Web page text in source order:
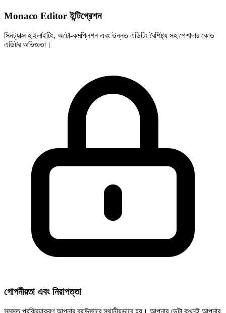
Monaco Editor ইন্টিগ্রেশন
সিনট্যাক্স হাইলাইটিং, অটো-কমপ্লিশন এবং উন্নত এডিটিং বৈশিষ্ট্য সহ পেশাদার কোড
এডিটর অভিজ্ঞতা।
গোপনীয়তা এবং নিরাপত্তা
সমস্ত প্রক্রিয়াকরণ আপনার ব্রাউজারে স্থানীয়ভাবে হয়। আপনার ডেটা কখনই আপনার